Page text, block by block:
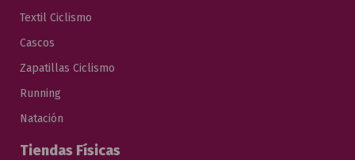
Textil Ciclismo
Cascos
Zapatillas Ciclismo
Running
Natación
Tiendas Físicas